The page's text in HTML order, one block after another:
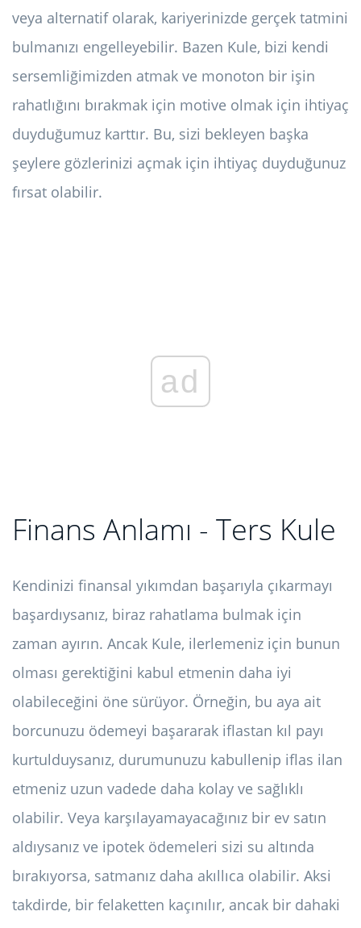
veya alternatif olarak, kariyerinizde gerçek tatmini
bulmanızı engelleyebilir. Bazen Kule, bizi kendi
sersemliğimizden atmak ve monoton bir işin
rahatlığını bırakmak için motive olmak için ihtiyaç
duyduğumuz karttır. Bu, sizi bekleyen başka
şeylere gözlerinizi açmak için ihtiyaç duyduğunuz
fırsat olabilir.
ad
Finans Anlamı - Ters Kule
Kendinizi finansal yıkımdan başarıyla çıkarmayı
başardıysanız, biraz rahatlama bulmak için
zaman ayırın. Ancak Kule, ilerlemeniz için bunun
olması gerektiğini kabul etmenin daha iyi
olabileceğini öne sürüyor. Örneğin, bu aya ait
borcunuzu ödemeyi başararak iflastan kıl payı
kurtulduysanız, durumunuzu kabullenip iflas ilan
etmeniz uzun vadede daha kolay ve sağlıklı
olabilir. Veya karşılayamayacağınız bir ev satın
aldıysanız ve ipotek ödemeleri sizi su altında
bırakıyorsa, satmanız daha akıllıca olabilir. Aksi
takdirde, bir felaketten kaçınılır, ancak bir dahaki